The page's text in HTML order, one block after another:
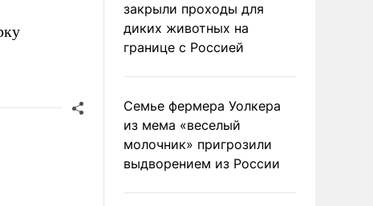
закрыли проходы для
диких животных на
границе с Россией
Семье фермера Уолкера
из мема «веселый
молочник» пригрозили
выдворением из России